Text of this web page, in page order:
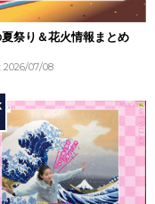
祭り＆花火情報まとめ
2026/07/08